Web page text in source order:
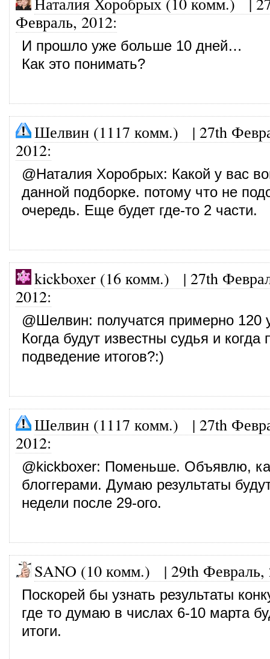
Февраль, 2012:
И прошло уже больше 10 дней…
Как это понимать?
Шелвин (1117 комм.) | 27th
2012:
@Наталия Хоробрых: Какой у вас
данной подборке. потому что не
очередь. Еще будет где-то 2 части.
kickboxer (16 комм.) | 27th
2012:
@Шелвин: получатся примерно 120
Когда будут известны судья и когда
подведение итогов?:)
Шелвин (1117 комм.) | 27th
2012:
@kickboxer: Поменьше. Объявлю,
блоггерами. Думаю результаты
недели после 29-ого.
SANO (10 комм.) | 29th Февраль,
Поскорей бы узнать результаты
где то думаю в числах 6-10 марта
итоги.